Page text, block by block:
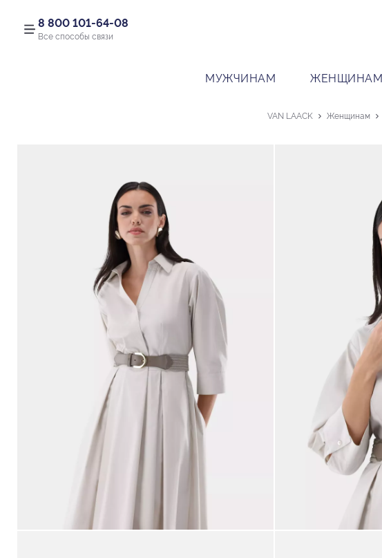
8 800 101-64-08
Все способы связи
МУЖЧИНАМ ЖЕНЩИНАМ
VAN LAACK Женщинам